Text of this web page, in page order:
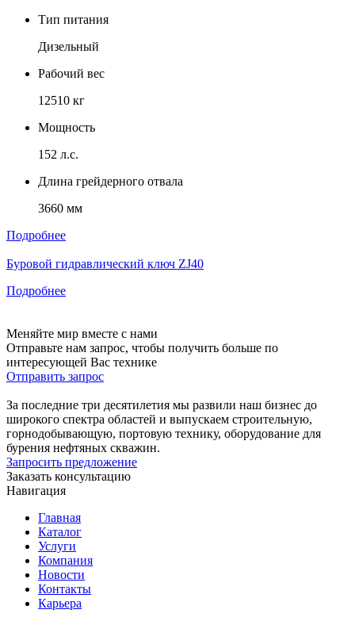
Тип питания
Дизельный
Рабочий вес
12510 кг
Мощность
152 л.с.
Длина грейдерного отвала
3660 мм
Подробнее
Буровой гидравлический ключ ZJ40
Подробнее
Меняйте мир вместе с нами
Отправьте нам запрос, чтобы получить больше по
интересующей Вас технике
Отправить запрос
За последние три десятилетия мы развили наш бизнес до
широкого спектра областей и выпускаем строительную,
горнодобывающую, портовую технику, оборудование для
бурения нефтяных скважин.
Запросить предложение
Заказать консультацию
Навигация
Главная
Каталог
Услуги
Компания
Новости
Контакты
Карьера